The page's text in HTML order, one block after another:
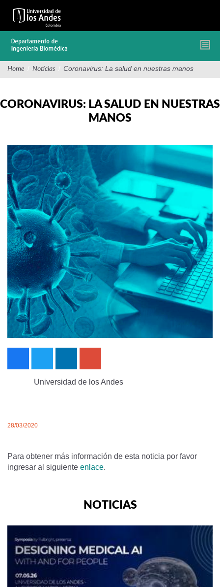
contenido
Home / Noticias / Coronavirus: La salud en nuestras manos
CORONAVIRUS: LA SALUD EN NUESTRAS
MANOS
Universidad de los Andes
28/03/2020
Para obtener más información de esta noticia por favor
ingresar al siguiente enlace.
NOTICIAS